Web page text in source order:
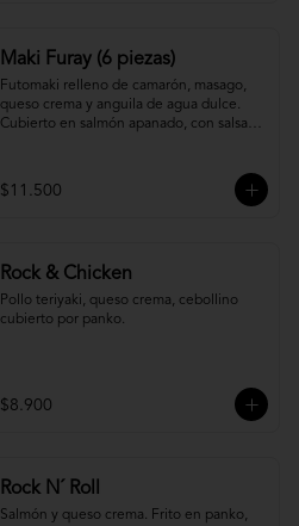
Maki Furay (6 piezas)
Futomaki relleno de camarón, masago,
queso crema y anguila de agua dulce.
Cubierto en salmón apanado, con salsa
$11.500
Rock & Chicken
Pollo teriyaki, queso crema, cebollino
cubierto por panko.
$8.900
Rock N´ Roll
Salmón y queso crema. Frito en panko,